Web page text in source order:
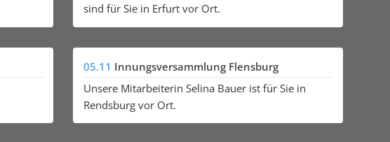
sind für Sie in Erfurt vor Ort.
05.11 Innungsversammlung Flensburg
Unsere Mitarbeiterin Selina Bauer ist für Sie in
Rendsburg vor Ort.